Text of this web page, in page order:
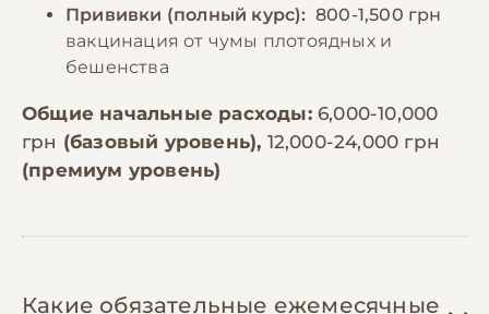
Прививки (полный курс): 800-1,500 грн
вакцинация от чумы плотоядных и
бешенства
Общие начальные расходы: 6,000-10,000
грн (базовый уровень), 12,000-24,000 грн
(премиум уровень)
Какие обязательные ежемесячные